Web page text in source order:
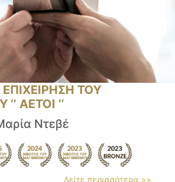
ΕΠΙΧΕΙΡΗΣΗ ΤΟΥ
ΑΕΤΟΙ ‘’
Ντεβέ
Δείτε περισσότερα >>